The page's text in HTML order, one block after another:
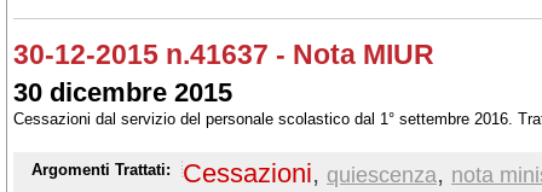
30-12-2015 n.41637 - Nota MIUR
30 dicembre 2015
Cessazioni dal servizio del personale scolastico dal 1° settembre 2016.
Argomenti Trattati: Cessazioni, quiescenza, nota